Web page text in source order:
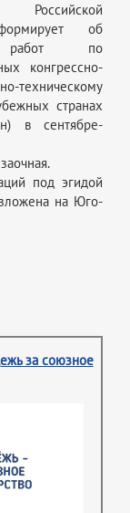
об
работ по
конгрессно-
техническому
странах
в сентябре-
под эгидой
на Юго-
за союзное